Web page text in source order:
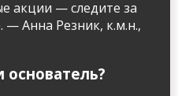
акции — следите за
— Анна Резник, к.м.н.,
основатель?